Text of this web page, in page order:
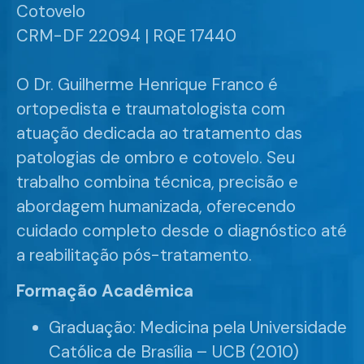
Cotovelo
CRM-DF 22094 | RQE 17440
O Dr. Guilherme Henrique Franco é
ortopedista e traumatologista com
atuação dedicada ao tratamento das
patologias de ombro e cotovelo. Seu
trabalho combina técnica, precisão e
abordagem humanizada, oferecendo
cuidado completo desde o diagnóstico até
a reabilitação pós-tratamento.
Formação Acadêmica
Graduação: Medicina pela Universidade
Católica de Brasília – UCB (2010)